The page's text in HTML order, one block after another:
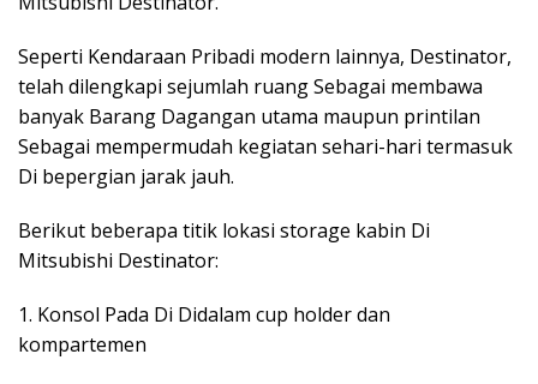
Seperti Kendaraan Pribadi modern lainnya, Destinator,
telah dilengkapi sejumlah ruang Sebagai membawa
banyak Barang Dagangan utama maupun printilan
Sebagai mempermudah kegiatan sehari-hari termasuk
Di bepergian jarak jauh.
Berikut beberapa titik lokasi storage kabin Di
Mitsubishi Destinator:
1. Konsol Pada Di Didalam cup holder dan
kompartemen